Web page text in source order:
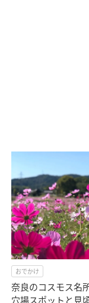
おでかけ
奈良のコスモス名
穴場スポットと見